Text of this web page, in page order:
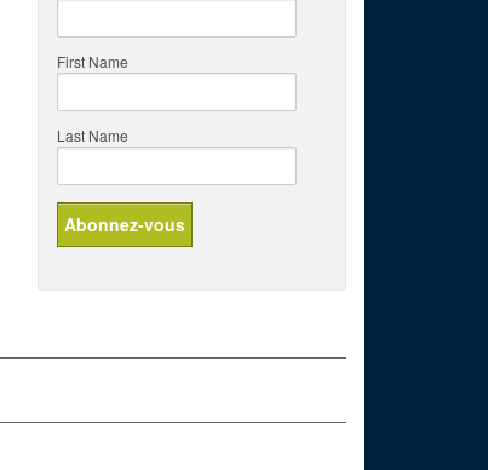
First Name
Last Name